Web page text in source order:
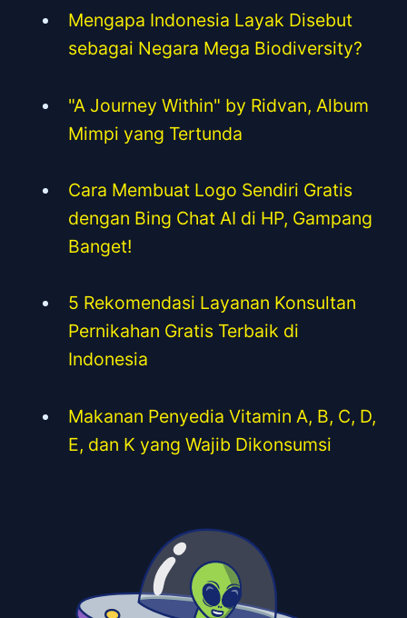
Mengapa Indonesia Layak Disebut
sebagai Negara Mega Biodiversity?
"A Journey Within" by Ridvan, Album
Mimpi yang Tertunda
Cara Membuat Logo Sendiri Gratis
dengan Bing Chat AI di HP, Gampang
Banget!
5 Rekomendasi Layanan Konsultan
Pernikahan Gratis Terbaik di
Indonesia
Makanan Penyedia Vitamin A, B, C, D,
E, dan K yang Wajib Dikonsumsi